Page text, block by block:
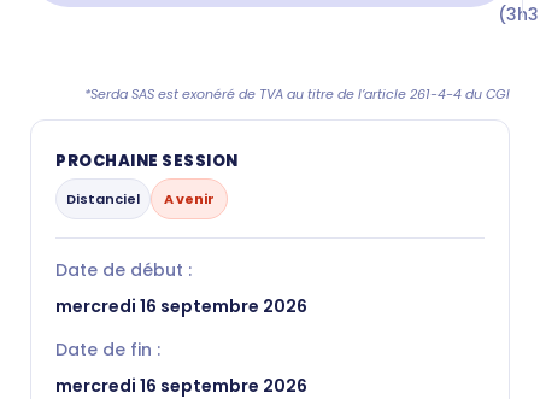
*Serda SAS est exonéré de TVA au titre de l’article 261-4-4 du CGI
PROCHAINE SESSION
Distanciel A venir
Date de début :
mercredi 16 septembre 2026
Date de fin :
mercredi 16 septembre 2026